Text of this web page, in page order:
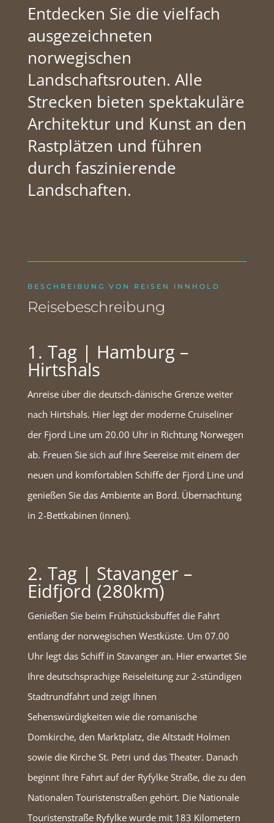
Entdecken Sie die vielfach
ausgezeichneten
norwegischen
Landschaftsrouten. Alle
Strecken bieten spektakuläre
Architektur und Kunst an den
Rastplätzen und führen
durch faszinierende
Landschaften.
BESCHREIBUNG VON REISEN INNHOLD
Reisebeschreibung
1. Tag | Hamburg –
Hirtshals
Anreise über die deutsch-dänische Grenze weiter
nach Hirtshals. Hier legt der moderne Cruiseliner
der Fjord Line um 20.00 Uhr in Richtung Norwegen
ab. Freuen Sie sich auf Ihre Seereise mit einem der
neuen und komfortablen Schiffe der Fjord Line und
genießen Sie das Ambiente an Bord. Übernachtung
in 2-Bettkabinen (innen).
2. Tag | Stavanger –
Eidfjord (280km)
Genießen Sie beim Frühstücksbuffet die Fahrt
entlang der norwegischen Westküste. Um 07.00
Uhr legt das Schiff in Stavanger an. Hier erwartet Sie
Ihre deutschsprachige Reiseleitung zur 2-stündigen
Stadtrundfahrt und zeigt Ihnen
Sehenswürdigkeiten wie die romanische
Domkirche, den Marktplatz, die Altstadt Holmen
sowie die Kirche St. Petri und das Theater. Danach
beginnt Ihre Fahrt auf der Ryfylke Straße, die zu den
Nationalen Touristenstraßen gehört. Die Nationale
Touristenstraße Ryfylke wurde mit 183 Kilometern